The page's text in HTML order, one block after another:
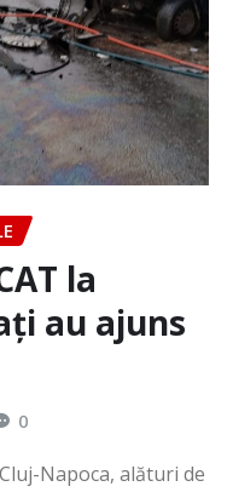
la
au ajuns
0
Napoca, alături de